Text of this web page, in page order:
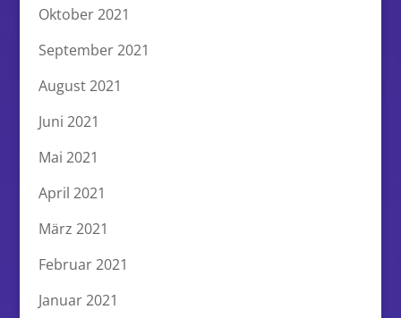
Oktober 2021
September 2021
August 2021
Juni 2021
Mai 2021
April 2021
März 2021
Februar 2021
Januar 2021